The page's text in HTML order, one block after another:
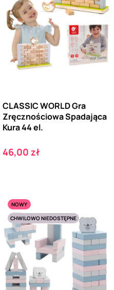
CLASSIC WORLD Gra
Zręcznościowa Spadająca
Kura 44 el.
Cena
46,00 zł
NOWY
CHWILOWO NIEDOSTĘPNE